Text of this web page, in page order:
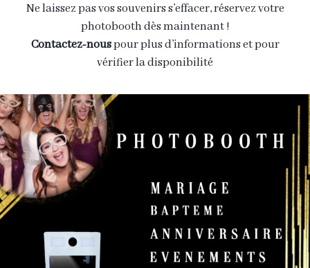
Ne laissez pas vos souvenirs s’effacer, réservez votre
photobooth dès maintenant !
Contactez-nouspour plus d’informations et pour
vérifier la disponibilité